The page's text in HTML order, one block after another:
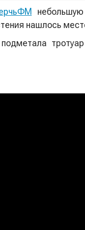
нашлось